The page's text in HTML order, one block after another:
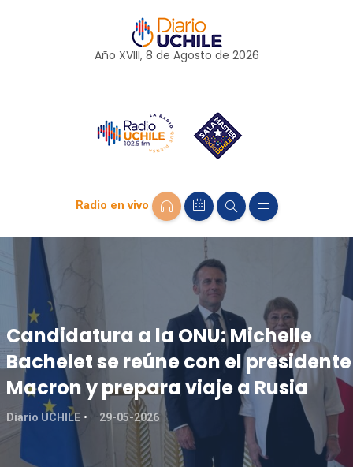
Año XVIII, 8 de Agosto de 2026
Radio en vivo
Candidatura a la ONU: Michelle
Bachelet se reúne con el presidente
Macron y prepara viaje a Rusia
Diario UCHILE 29-05-2026